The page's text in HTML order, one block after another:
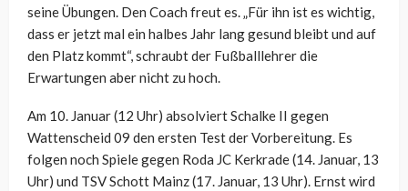
seine Übungen. Den Coach freut es. „Für ihn ist es wichtig,
dass er jetzt mal ein halbes Jahr lang gesund bleibt und auf
den Platz kommt“, schraubt der Fußballlehrer die
Erwartungen aber nicht zu hoch.
Am 10. Januar (12 Uhr) absolviert Schalke II gegen
Wattenscheid 09 den ersten Test der Vorbereitung. Es
folgen noch Spiele gegen Roda JC Kerkrade(14. Januar, 13
Uhr) und TSVSchott Mainz (17. Januar, 13 Uhr). Ernst wird